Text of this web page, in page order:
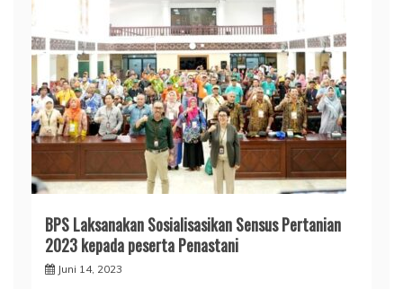
BPS Laksanakan Sosialisasikan Sensus Pertanian
2023 kepada peserta Penastani
Juni 14, 2023